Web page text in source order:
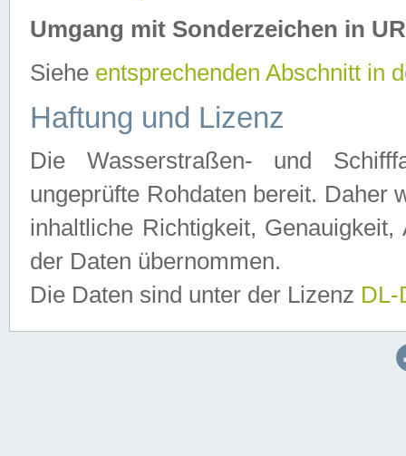
Umgang mit Sonderzeichen in
Siehe entsprechenden Abschnitt in
Haftung und Lizenz
Die Wasserstraßen- und
ungeprüfte Rohdaten bereit. Daher
inhaltliche Richtigkeit,
der Daten übernommen.
Die Daten sind unter der Lizenz